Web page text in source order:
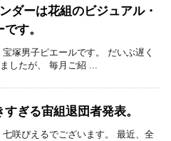
ダーは花組のビジュアル・
す。
塚男子ピエールです。 だいぶ遅く
したが、 毎月ご紹 ...
ぎる宙組退団者発表。
七咲ぴえるでございます。 最近、全